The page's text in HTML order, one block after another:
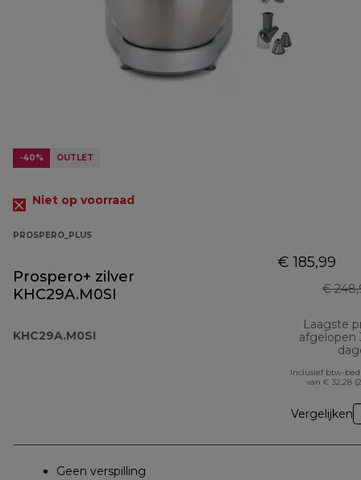
-40% OUTLET
Niet op voorraad
PROSPERO_PLUS
Prospero+ zilver
KHC29A.M0SI
KHC29A.M0SI
€ 185,99
€
Laagste
afgelopen
Inclusief btw-
van € 32,28
Vergelijken
Geen verspilling